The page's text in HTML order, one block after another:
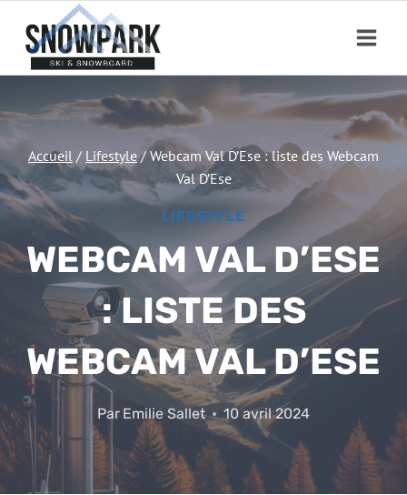
contenu
Accueil / Lifestyle / Webcam Val D’Ese : liste des Webcam
Val D’Ese
LIFESTYLE
WEBCAM VAL D’ESE
: LISTE DES
WEBCAM VAL D’ESE
Par Emilie Sallet 10 avril 2024